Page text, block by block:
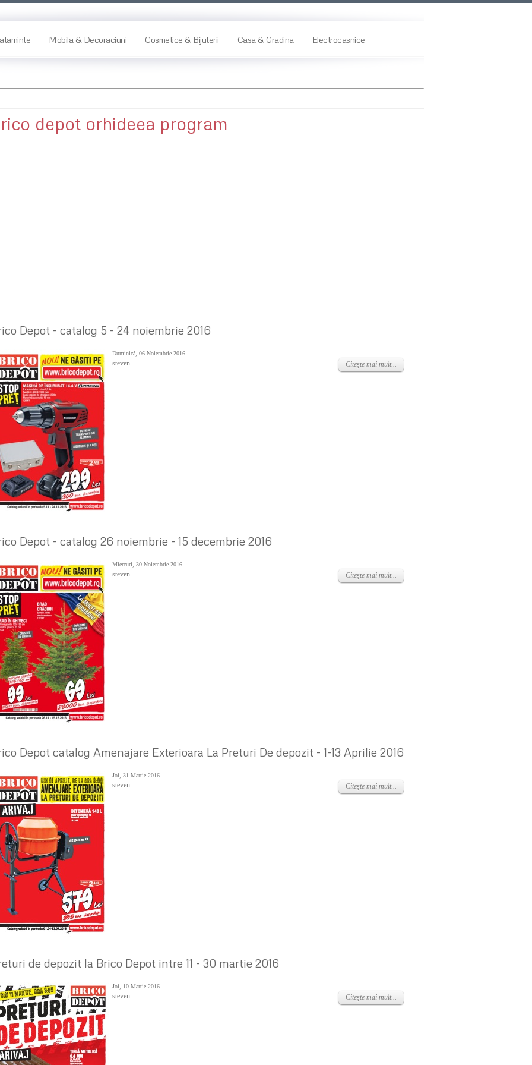
Mobila & Decoraciuni Cosmetice & Bijuterii Casa & Gradina Electrocasnice
depot orhideea program
Depot - catalog 5 - 24 noiembrie 2016
Duminică, 06 Noiembrie 2016
steven Citeşte mai mult...
Depot - catalog 26 noiembrie - 15 decembrie 2016
Miercuri, 30 Noiembrie 2016
steven Citeşte mai mult...
Depot catalog Amenajare Exterioara La Preturi De depozit - 1-13 Aprilie 2016
Joi, 31 Martie 2016
steven Citeşte mai mult...
de depozit la Brico Depot intre 11 - 30 martie 2016
Joi, 10 Martie 2016
steven Citeşte mai mult...